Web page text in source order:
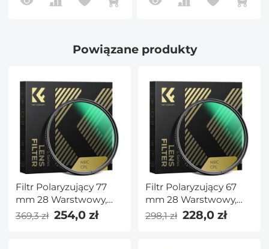
Powiązane produkty
Filtr Polaryzujący 77
mm 28 Warstwowy,
Supercienki Filtr
369,3 zł 254,0 zł
Filtr Polaryzujący 67
mm 28 Warstwowy,
Supercienki Filtr
298,1 zł 228,0 zł